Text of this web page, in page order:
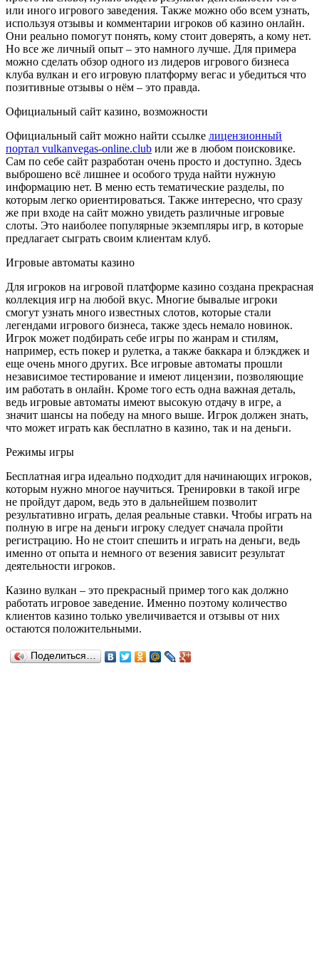
или иного игрового заведения. Также можно обо всем узнать,
используя отзывы и комментарии игроков об казино онлайн.
Они реально помогут понять, кому стоит доверять, а кому нет.
Но все же личный опыт – это намного лучше. Для примера
можно сделать обзор одного из лидеров игрового бизнеса
клуба вулкан и его игровую платформу вегас и убедиться что
позитивные отзывы о нём – это правда.
Официальный сайт казино, возможности
Официальный сайт можно найти ссылке лицензионный
портал vulkanvegas-online.club или же в любом поисковике.
Сам по себе сайт разработан очень просто и доступно. Здесь
выброшено всё лишнее и особого труда найти нужную
информацию нет. В меню есть тематические разделы, по
которым легко ориентироваться. Также интересно, что сразу
же при входе на сайт можно увидеть различные игровые
слоты. Это наиболее популярные экземпляры игр, в которые
предлагает сыграть своим клиентам клуб.
Игровые автоматы казино
Для игроков на игровой платформе казино создана прекрасная
коллекция игр на любой вкус. Многие бывалые игроки
смогут узнать много известных слотов, которые стали
легендами игрового бизнеса, также здесь немало новинок.
Игрок может подбирать себе игры по жанрам и стилям,
например, есть покер и рулетка, а также баккара и блэкджек и
еще очень много других. Все игровые автоматы прошли
независимое тестирование и имеют лицензии, позволяющие
им работать в онлайн. Кроме того есть одна важная деталь,
ведь игровые автоматы имеют высокую отдачу в игре, а
значит шансы на победу на много выше. Игрок должен знать,
что может играть как бесплатно в казино, так и на деньги.
Режимы игры
Бесплатная игра идеально подходит для начинающих игроков,
которым нужно многое научиться. Тренировки в такой игре
не пройдут даром, ведь это в дальнейшем позволит
результативно играть, делая реальные ставки. Чтобы играть на
полную в игре на деньги игроку следует сначала пройти
регистрацию. Но не стоит спешить и играть на деньги, ведь
именно от опыта и немного от везения зависит результат
деятельности игроков.
Казино вулкан – это прекрасный пример того как должно
работать игровое заведение. Именно поэтому количество
клиентов казино только увеличивается и отзывы от них
остаются положительными.
Поделиться…